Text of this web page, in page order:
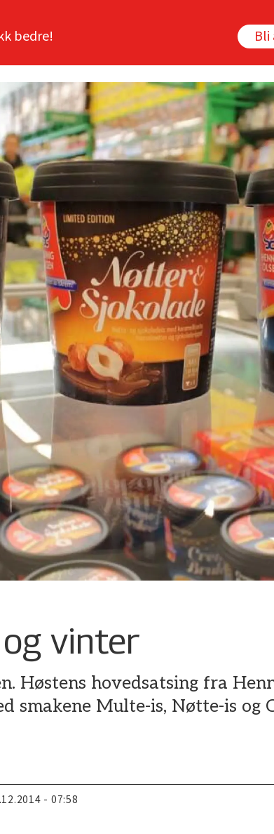
bedre!
vinter
Høstens hovedsatsing fra
smakene Multe-is, Nøtte-is og
- 07:58